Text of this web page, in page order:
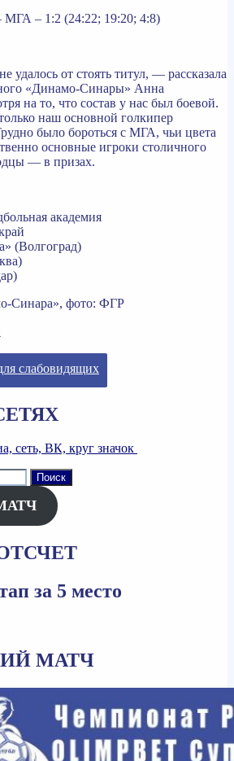
МГА – 1:2 (24:22; 19:20; 4:8)
от стоять титул, — рассказала
«Динамо-Синары» Анна
на то, что состав у нас был боевой.
наш основной голкипер
было бороться с МГА, чьи цвета
основные игроки столичного
— в призах.
академия
(Волгоград)
Синара», фото: ФГР
слабовидящих
за 5 место
МАТЧ